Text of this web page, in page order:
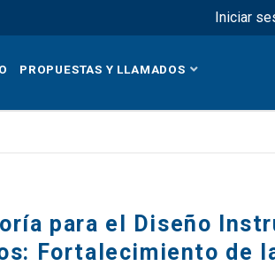
Iniciar
PROPUESTAS Y LLAMADOS
para el Diseño
Fortalecimiento de